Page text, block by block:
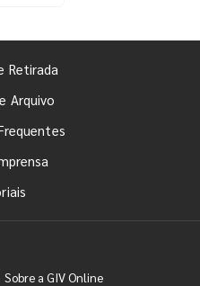
Retirada
Arquivo
Sobre a GIV Online